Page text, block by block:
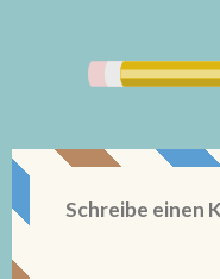
Schreibe einen